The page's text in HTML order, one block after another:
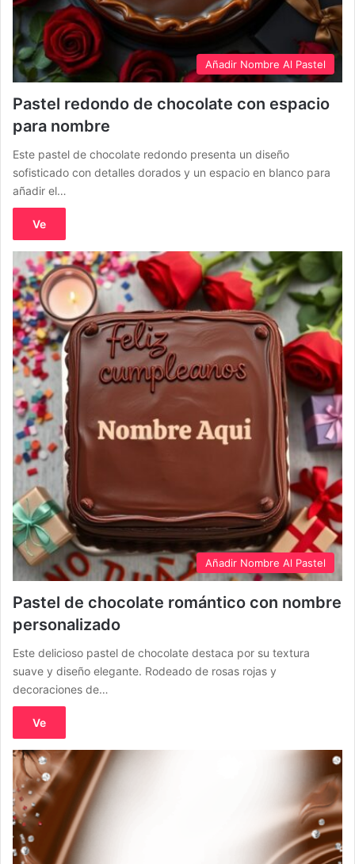
Añadir Nombre Al Pastel
Pastel redondo de chocolate con espacio
para nombre
Este pastel de chocolate redondo presenta un diseño
sofisticado con detalles dorados y un espacio en blanco para
añadir el…
Ve
Añadir Nombre Al Pastel
Pastel de chocolate romántico con nombre
personalizado
Este delicioso pastel de chocolate destaca por su textura
suave y diseño elegante. Rodeado de rosas rojas y
decoraciones de…
Ve